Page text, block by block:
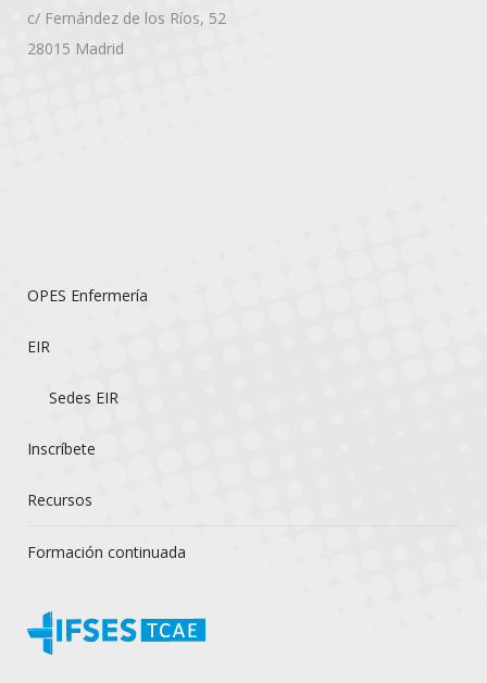
c/ Fernández de los Ríos, 52
28015 Madrid
OPES Enfermería
EIR
Sedes EIR
Inscríbete
Recursos
Formación continuada